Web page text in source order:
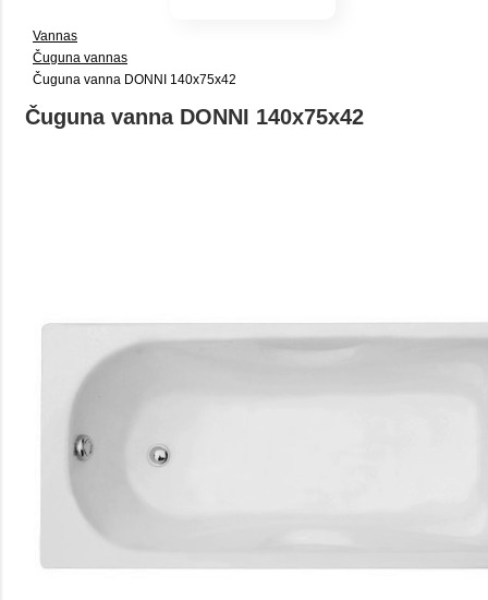
Vannas
Čuguna vannas
Čuguna vanna DONNI 140x75x42
Čuguna vanna DONNI 140x75x42